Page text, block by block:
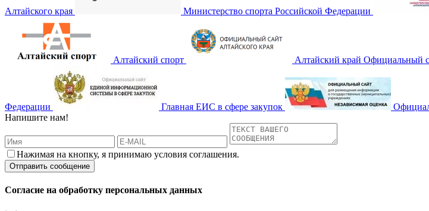
Алтайского края Министерство спорта Российской Федерации
Алтайский спорт Алтайский край Официальный
Федерации Главная ЕИС в сфере закупок
Напишите нам!
Нажимая на кнопку, я принимаю условия соглашения.
Согласие на обработку персональных данных